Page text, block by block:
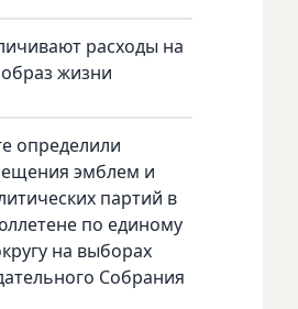
расходы на
жизни
определили
эмблем и
партий в
по единому
на выборах
Собрания